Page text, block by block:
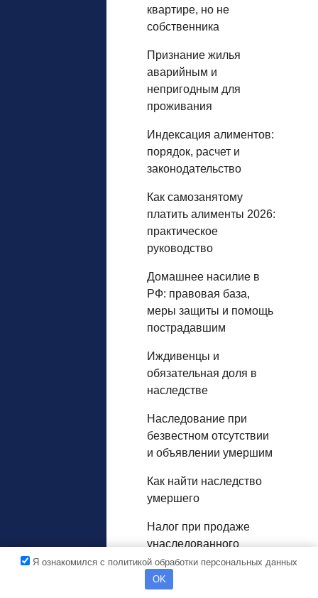
квартире, но не
собственника
Признание жилья
аварийным и
непригодным для
проживания
Индексация алиментов:
порядок, расчет и
законодательство
Как самозанятому
платить алименты 2026:
практическое
руководство
Домашнее насилие в
РФ: правовая база,
меры защиты и помощь
пострадавшим
Иждивенцы и
обязательная доля в
наследстве
Наследование при
безвестном отсутствии
и объявлении умершим
Как найти наследство
умершего
Налог при продаже
унаследованного
имущества: как
избежать или
Я ознакомился с политикой обработки персональных данных
OK